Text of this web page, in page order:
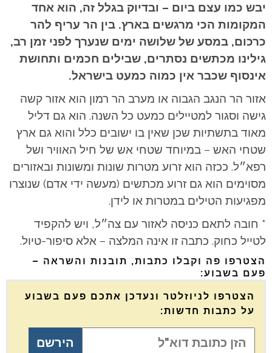
יבש כמו עצם ביום – ובדיוק בגלל זה, הוא אחד
המקומות הכי מרגשים בארץ. בין הר עריף להר
כרכום, במסע של שלושה ימים שנערך לפני זמן רב,
גילינו מכתשים נסתרים, שבילים חכמים ותחושת
אינסוף שכבר אין כמוה כמעט בישראל.
אזור הר הנגב הגבוה או מערב הר רמון הוא אזור קשה
גישה וסגור למטיילים כמעט כל השנה. הוא גם דליל
מאוד בתשתיות שכן שאין בו ישובים כלל והוא גם ארץ
שטחי האש – במיוחד שטחי אש של חיל האוויר ושל
רפא״ל. ככזה הוא זרוע מטרות שונות ומשונות ובאזורים
מסוימים הוא גם זרוע מכתשים (מעשה ידי אדם) שנוצרו
מפגיעות הטילים במטרות או לידן.
* חובה לתאם כניסה לאזור עם צה״ל, ויש להקפיד
לטייל כחוק. כתבה זו אינה המלצה – אלא סיפור-טיול.
הצטרפו פה וקבלו כתבות, תובנות והשראה –
פעם בשבוע:
הצטרפו לניוזלטר ונעדכן אתכם פעם בשבוע
על כתבות חדשות: